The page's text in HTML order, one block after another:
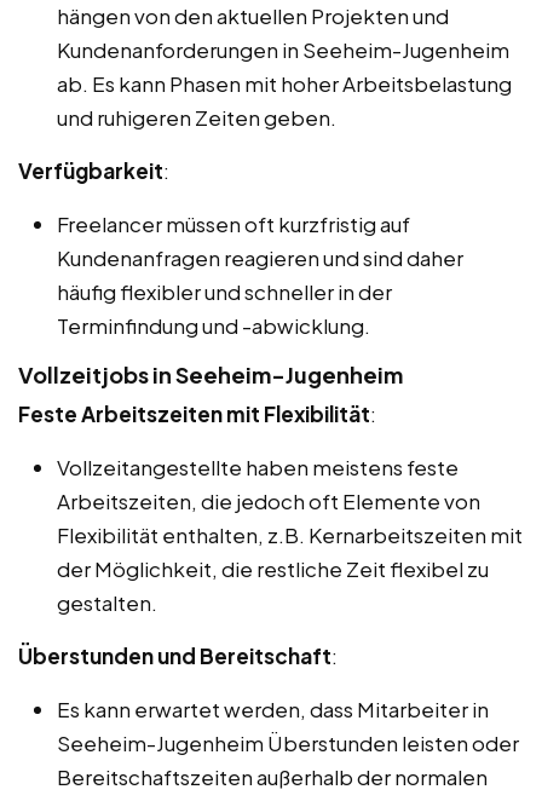
hängen von den aktuellen Projekten und
Kundenanforderungen in Seeheim-Jugenheim
ab. Es kann Phasen mit hoher Arbeitsbelastung
und ruhigeren Zeiten geben.
Verfügbarkeit:
Freelancer müssen oft kurzfristig auf
Kundenanfragen reagieren und sind daher
häufig flexibler und schneller in der
Terminfindung und -abwicklung.
Vollzeitjobs in Seeheim-Jugenheim
Feste Arbeitszeiten mit Flexibilität:
Vollzeitangestellte haben meistens feste
Arbeitszeiten, die jedoch oft Elemente von
Flexibilität enthalten, z.B. Kernarbeitszeiten mit
der Möglichkeit, die restliche Zeit flexibel zu
gestalten.
Überstunden und Bereitschaft:
Es kann erwartet werden, dass Mitarbeiter in
Seeheim-Jugenheim Überstunden leisten oder
Bereitschaftszeiten außerhalb der normalen